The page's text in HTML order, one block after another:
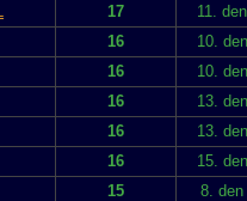
17
11. den
16
10. den
16
10. den
16
13. den
16
13. den
16
15. den
15
8. den